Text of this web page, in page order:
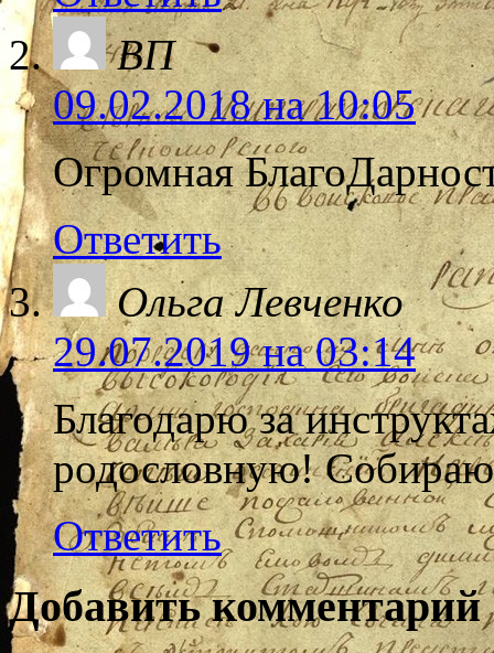
ВП
09.02.2018 на 10:05
Огромная
Ответить
Ольга Левченко
29.07.2019 на 03:14
Благодарю за
родословную! Собираю
Ответить
Добавить комментарий